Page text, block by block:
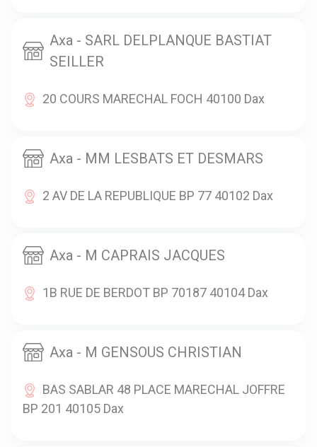
Axa - SARL DELPLANQUE BASTIAT
SEILLER
20 COURS MARECHAL FOCH 40100 Dax
Axa - MM LESBATS ET DESMARS
2 AV DE LA REPUBLIQUE BP 77 40102 Dax
Axa - M CAPRAIS JACQUES
1B RUE DE BERDOT BP 70187 40104 Dax
Axa - M GENSOUS CHRISTIAN
BAS SABLAR 48 PLACE MARECHAL JOFFRE
BP 201 40105 Dax